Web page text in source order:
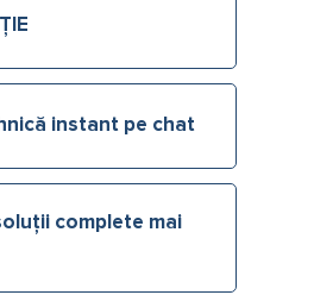
instant pe chat
complete mai